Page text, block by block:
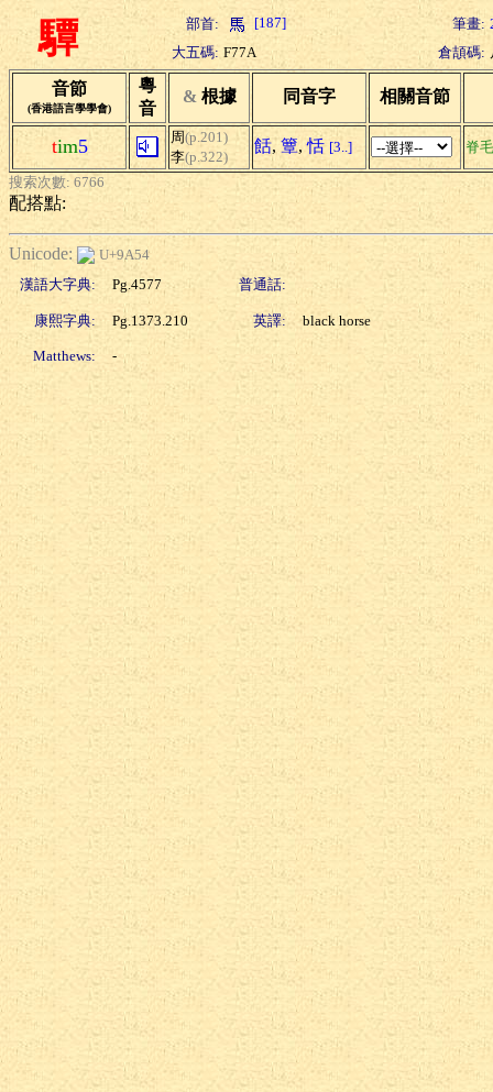
驔 部首: [187] 筆畫:
大五碼: F77A 倉頡碼:
音節
(香港語言學學會)
粵
音
& 根據 同音字 相關音節
tim5 周(p.201)
李(p.322)
餂, 簟,恬 [3..] 脊
搜索次數: 6766
配搭點:
Unicode:
U+9A54
漢語大字典:
Pg.4577 普通話:
康熙字典: Pg.1373.210 英譯: black horse
Matthews: -